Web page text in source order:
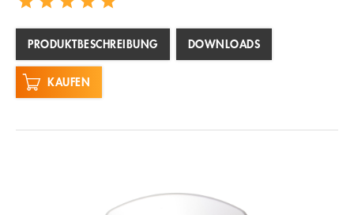
PRODUKTBESCHREIBUNG DOWNLOADS
KAUFEN